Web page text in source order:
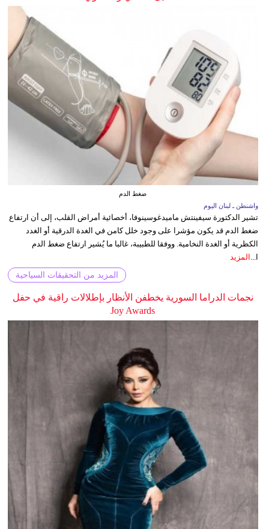
ضغط الدم
واشنطن ـ لبنان اليوم
تشير الدكتورة سيفينتش ماميدغوسينوفا، أخصائية أمراض القلب، إلى أن ارتفاع
ضغط الدم قد يكون مؤشرا على وجود خلل كامن في الغدة الدرقية أو الغدد
الكظرية أو الغدة النخامية. ووفقا للطبيبة، غالبا ما يُشير ارتفاع ضغط الدم
ا... المزيد
المزيد من التحقيقات السياحية
نجمات الدراما السورية يخطفن الأنظار بإطلالات راقية في حفل
Joy Awards